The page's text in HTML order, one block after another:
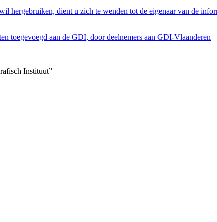
hergebruiken, dient u zich te wenden tot de eigenaar van de
toegevoegd aan de GDI, door deelnemers aan GDI-Vlaanderen
Instituut”